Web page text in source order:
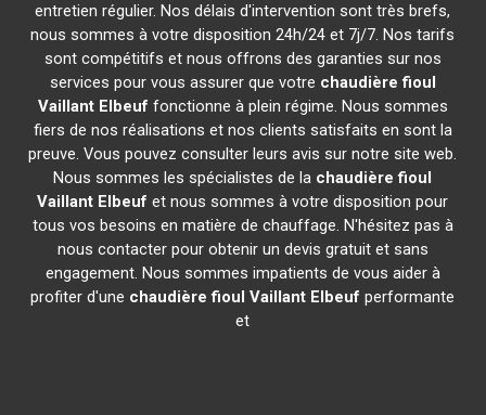
entretien régulier. Nos délais d'intervention sont très brefs,
nous sommes à votre disposition 24h/24 et 7j/7. Nos tarifs
sont compétitifs et nous offrons des garanties sur nos
services pour vous assurer que votre chaudière fioul
Vaillant Elbeuf fonctionne à plein régime. Nous sommes
fiers de nos réalisations et nos clients satisfaits en sont la
preuve. Vous pouvez consulter leurs avis sur notre site web.
Nous sommes les spécialistes de la chaudière fioul
Vaillant Elbeuf et nous sommes à votre disposition pour
tous vos besoins en matière de chauffage. N'hésitez pas à
nous contacter pour obtenir un devis gratuit et sans
engagement. Nous sommes impatients de vous aider à
profiter d'une chaudière fioul Vaillant Elbeuf performante
et